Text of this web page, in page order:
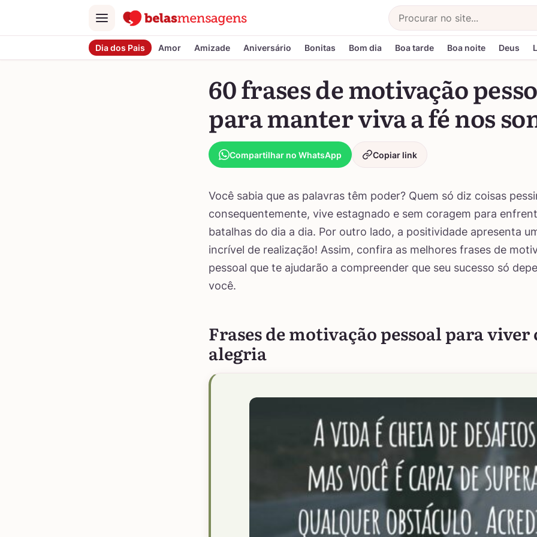
Menu
Buscar
Dia dos Pais Amor Amizade Aniversário Bonitas Bom dia Boa tarde Boa noite Deus
60 frases de motivação
para manter viva a fé nos
Compartilhar no WhatsApp Copiar link
Você sabia que as palavras têm poder? Quem só diz coisas
consequentemente, vive estagnado e sem coragem para
batalhas do dia a dia. Por outro lado, a positividade apresenta
incrível de realização! Assim, confira as melhores frases de
pessoal que te ajudarão a compreender que seu sucesso só
você.
Frases de motivação pessoal para viver
alegria